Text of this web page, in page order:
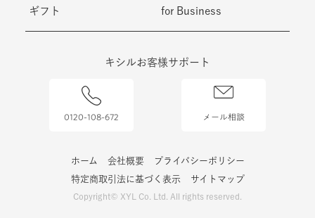
ギフト for Business
キシルお客様サポート
0120-108-672 メール相談
ホーム 会社概要
プライバシーポリシー
特定商取引法に基づく表示
サイトマップ
Copyright© XYL Co. Ltd. All rights reserved.